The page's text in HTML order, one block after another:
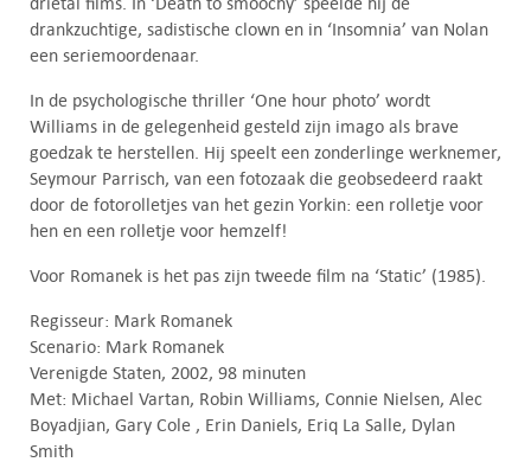
drankzuchtige, sadistische clown en in ‘Insomnia’ van Nolan
een seriemoordenaar.
In de psychologische thriller ‘One hour photo’ wordt
Williams in de gelegenheid gesteld zijn imago als brave
goedzak te herstellen. Hij speelt een zonderlinge werknemer,
Seymour Parrisch, van een fotozaak die geobsedeerd raakt
door de fotorolletjes van het gezin Yorkin: een rolletje voor
hen en een rolletje voor hemzelf!
Voor Romanek is het pas zijn tweede film na ‘Static’ (1985).
Regisseur: Mark Romanek
Scenario: Mark Romanek
Verenigde Staten, 2002, 98 minuten
Met: Michael Vartan, Robin Williams, Connie Nielsen, Alec
Boyadjian, Gary Cole , Erin Daniels, Eriq La Salle, Dylan
Smith